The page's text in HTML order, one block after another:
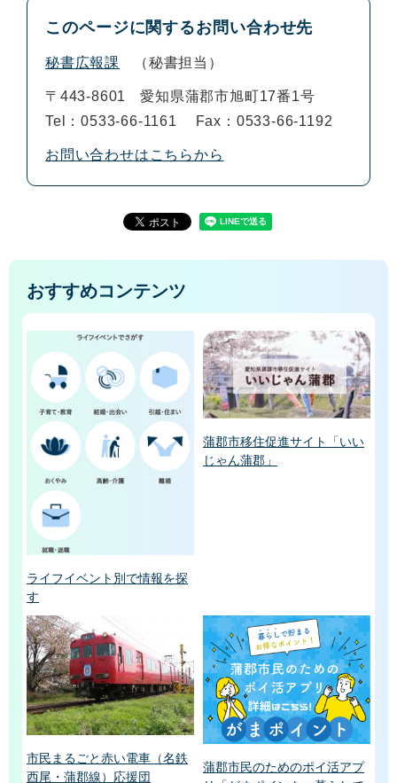
このページに関するお問い合わせ先
秘書広報課 秘書担当
〒443-8601
愛知県蒲郡市旭町17番1号
Tel：0533-66-1161
Fax：0533-66-1192
お問い合わせはこちらから
おすすめコンテンツ
ライフイベント別で情報を探
す
蒲郡市移住促進サイト「いい
じゃん蒲郡」
市民まるごと赤い電車（名鉄
西尾・蒲郡線）応援団
蒲郡市民のためのポイ活アプ